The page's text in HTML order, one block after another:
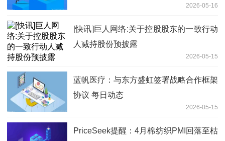
2026-05-16
[快讯]巨人网络:关于控股股东的一致行动
人减持股份预披露
2026-05-15
蓝帆医疗：与东方盛虹签署战略合作框架
协议 每日动态
2026-05-15
PriceSeek提醒：4月棉纺织PMI回落至枯